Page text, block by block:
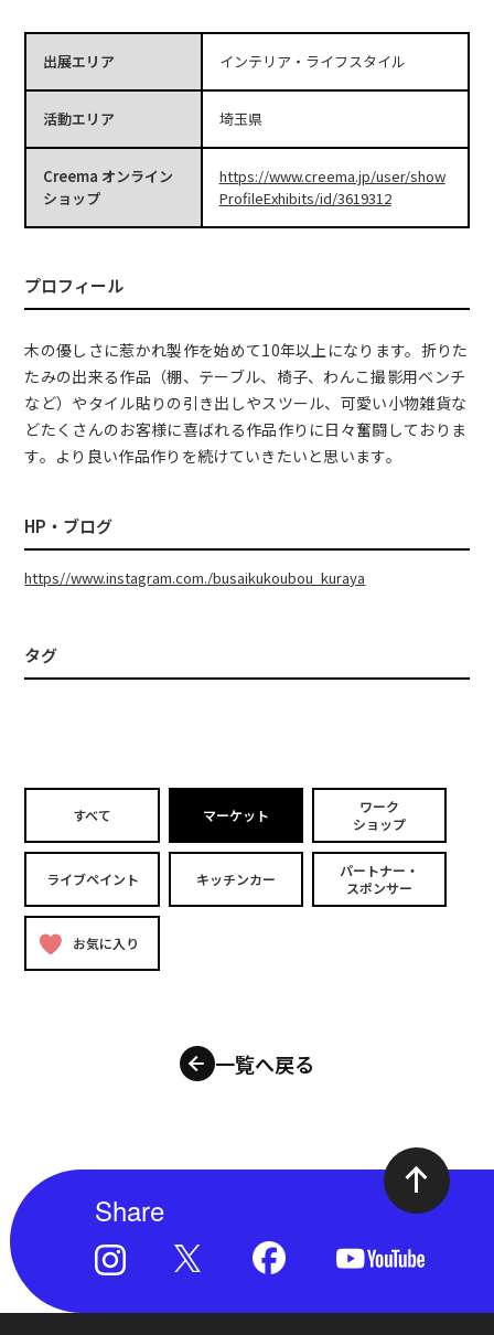
出展エリア インテリア・ライフスタイル
活動エリア 埼玉県
Creema オンライン
ショップ
https://www.creema.jp/user/show
ProfileExhibits/id/3619312
プロフィール
木の優しさに惹かれ製作を始めて10年以上になります。折りた
たみの出来る作品（棚、テーブル、椅子、わんこ撮影用ベンチ
など）やタイル貼りの引き出しやスツール、可愛い小物雑貨な
どたくさんのお客様に喜ばれる作品作りに日々奮闘しておりま
す。より良い作品作りを続けていきたいと思います。
HP・ブログ
https//www.instagram.com./busaikukoubou_kuraya
タグ
すべて マーケット
ワーク
ショップ
ライブペイント キッチンカー
パートナー・
スポンサー
お気に入り
一覧へ戻る
Share